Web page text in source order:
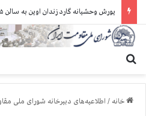
یورش وحشیانه گارد زندان اوین به سالن ۵ بند ۷ و ضرب و شتم زندانیان
خانه / اطلاعیه‌های دبیرخانه شورای ملی